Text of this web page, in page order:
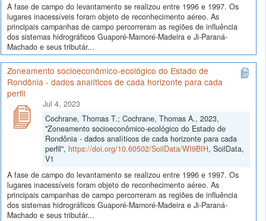
A fase de campo do levantamento se realizou entre 1996 e 1997. Os
lugares inacessíveis foram objeto de reconhecimento aéreo. As
principais campanhas de campo percorreram as regiões de influência
dos sistemas hidrográficos Guaporé-Mamoré-Madeira e Ji-Paraná-
Machado e seus tributár...
Zoneamento socioeconômico-ecológico do Estado de
Rondônia - dados analíticos de cada horizonte para cada
perfil
Jul 4, 2023
Cochrane, Thomas T.; Cochrane, Thomas A., 2023,
"Zoneamento socioeconômico-ecológico do Estado de
Rondônia - dados analíticos de cada horizonte para cada
perfil", https://doi.org/10.60502/SoilData/WI9BIH, SoilData,
V1
A fase de campo do levantamento se realizou entre 1996 e 1997. Os
lugares inacessíveis foram objeto de reconhecimento aéreo. As
principais campanhas de campo percorreram as regiões de influência
dos sistemas hidrográficos Guaporé-Mamoré-Madeira e Ji-Paraná-
Machado e seus tributár...